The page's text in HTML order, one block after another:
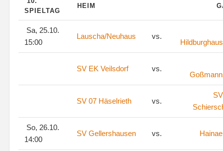
SPIELTAG
HEIM
Sa, 25.10.
15:00
Lauscha/Neuhaus vs.
SV EK Veilsdorf vs.
SV 07 Häselrieth vs.
So, 26.10.
14:00
SV Gellershausen vs.